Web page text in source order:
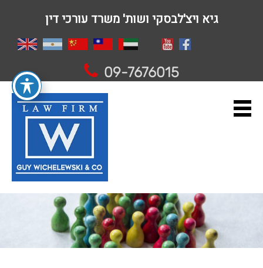
גיא ויצ'לבסקי ושות' משרד עורכי דין
09-7676015